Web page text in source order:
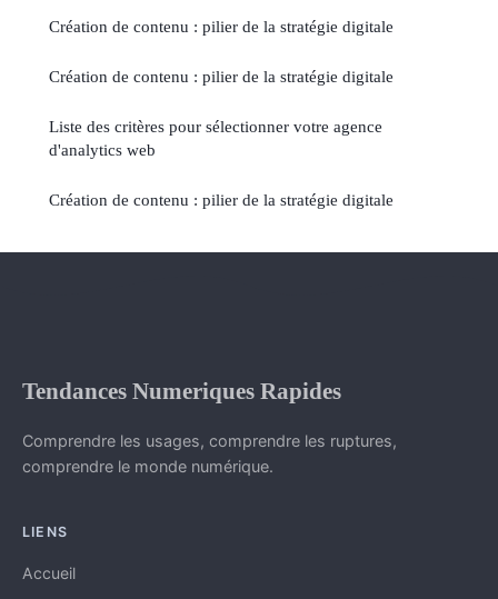
Création de contenu : pilier de la stratégie digitale
Création de contenu : pilier de la stratégie digitale
Liste des critères pour sélectionner votre agence
d'analytics web
Création de contenu : pilier de la stratégie digitale
Tendances Numeriques Rapides
Comprendre les usages, comprendre les ruptures,
comprendre le monde numérique.
LIENS
Accueil